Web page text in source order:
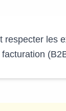
respecter les